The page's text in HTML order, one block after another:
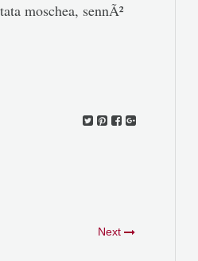
moschea, sennÃ²
Next